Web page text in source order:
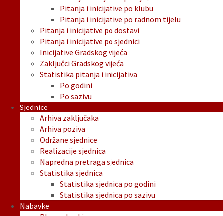
Pitanja i inicijative po klubu
Pitanja i inicijative po radnom tijelu
Pitanja i inicijative po dostavi
Pitanja i inicijative po sjednici
Inicijative Gradskog vijeća
Zaključci Gradskog vijeća
Statistika pitanja i inicijativa
Po godini
Po sazivu
Sjednice
Arhiva zaključaka
Arhiva poziva
Održane sjednice
Realizacije sjednica
Napredna pretraga sjednica
Statistika sjednica
Statistika sjednica po godini
Statistika sjednica po sazivu
Nabavke